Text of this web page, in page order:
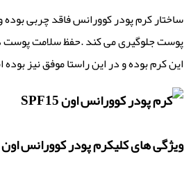
ساختار کرم پودر کوورانس فاقد چربی
پوست جلوگیری می کند .حفظ سلامت پوست
این کرم بوده و در این راستا موفق نیز بوده
ویژگی های کلیکرم پودر کوورانس اون SPF15